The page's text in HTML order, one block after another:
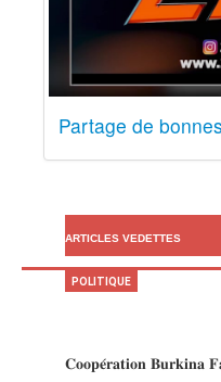
Partage de
ARTICLES VEDETTES
𝐂𝐨𝐨𝐩𝐞́𝐫𝐚𝐭𝐢𝐨𝐧 𝐁𝐮𝐫𝐤𝐢𝐧𝐚
POLITIQUE